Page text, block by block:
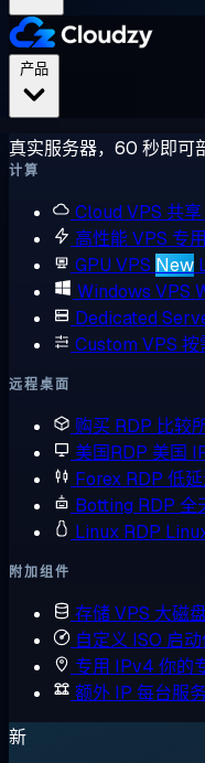
真实服务器，60 秒即可
计算
Cloud VPS 共
高性能 VPS 专
GPU VPS New
Windows VPS
Dedicated
Custom VPS 按
远程桌面
购买 RDP 比较
美国RDP 美国
Forex RDP 低
Botting RDP 全
Linux RDP
附加组件
存储 VPS 大磁
自定义 ISO 启
专用 IPv4 你的
额外 IP 每台服
新